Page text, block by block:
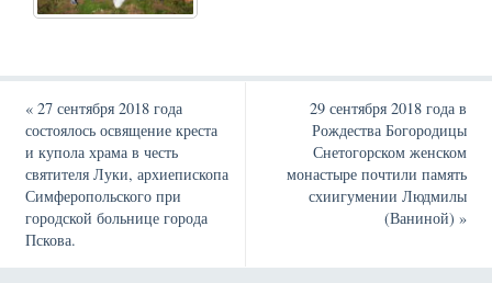
«27 сентября 2018 года
состоялось освящение креста
и купола храма в честь
святителя Луки, архиепископа
Симферопольского при
городской больнице города
Пскова.
29 сентября 2018 года в
Рождества Богородицы
Снетогорском женском
монастыре почтили память
схиигумении Людмилы
(Ваниной)»